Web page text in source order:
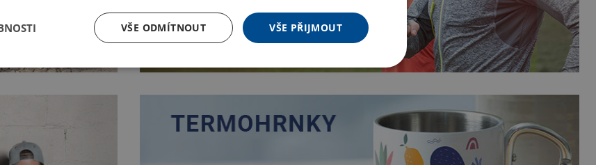
Nakupovat VŠE PŘIJMOUT
VŠE ODMÍTNOUT